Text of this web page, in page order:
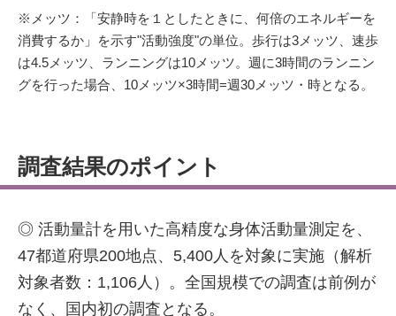
※メッツ：「安静時を１としたときに、何倍のエネルギーを
消費するか」を示す"活動強度"の単位。歩行は3メッツ、速歩
は4.5メッツ、ランニングは10メッツ。週に3時間のランニン
グを行った場合、10メッツ×3時間=週30メッツ・時となる。
調査結果のポイント
◎ 活動量計を用いた高精度な身体活動量測定を、
47都道府県200地点、5,400人を対象に実施（解析
対象者数：1,106人）。全国規模での調査は前例が
なく、国内初の調査となる。